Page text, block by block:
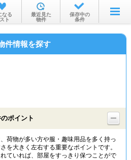
部屋を探す
沿線・駅から
物件特集から
TOP
なる
ト
最近見た
物件
保存中の
条件
件情報を探す
ポイント
荷物が多い方や服・趣味用品を多く持っ
を大きく左右する重要なポイントです。
ていれば、部屋をすっきり保つことがで